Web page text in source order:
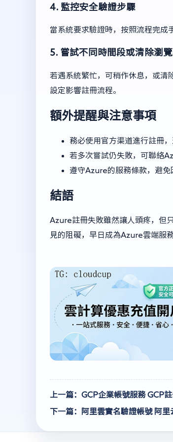
4. 監控安全驗證步驟
當系統要求驗證時，按照流程完成
5. 嘗試不同時間段或清除瀏
若遇系統繁忙，可稍作休息，或清
設定影響註冊流程。
額外提醒與注意事項
務必使用官方渠道進行註冊
若多次嘗試仍失敗，可聯絡
遵守Azure的服務條款，避免
結語
Azure註冊失敗雖然讓人頭疼，但
見的阻礙，早日成為Azure雲端服
上一篇：GCP企業帳號服務 GCP
下一篇：阿里雲實名驗證帳號 阿里